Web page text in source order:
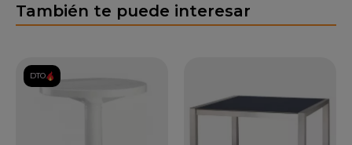
También te puede interesar
DTO.